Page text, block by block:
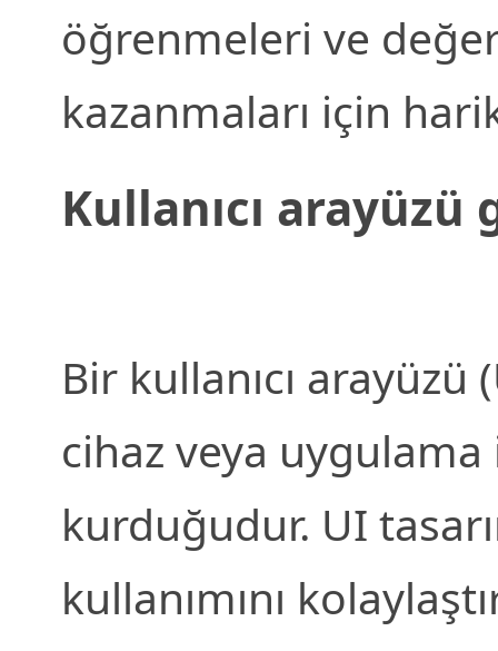
öğrenmeleri ve
kazanmaları için
Kullanıcı arayüzü
Bir kullanıcı arayüzü
cihaz veya
kurduğudur. UI
kullanımını